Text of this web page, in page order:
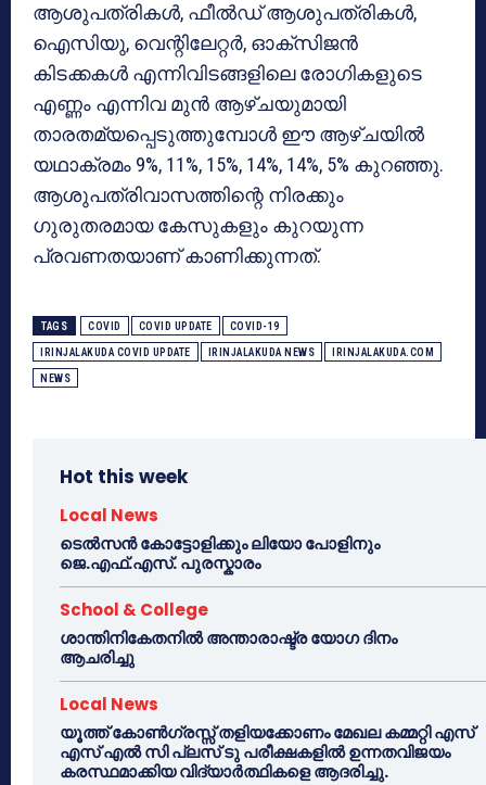
ആശുപത്രികള്‍, ഫീല്‍ഡ് ആശുപത്രികള്‍,
ഐസിയു, വെന്റിലേറ്റര്‍, ഓക്‌സിജന്‍
കിടക്കകള്‍ എന്നിവിടങ്ങളിലെ രോഗികളുടെ
എണ്ണം എന്നിവ മുന്‍ ആഴ്ചയുമായി
താരതമ്യപ്പെടുത്തുമ്പോള്‍ ഈ ആഴ്ചയില്‍
യഥാക്രമം 9%, 11%, 15%, 14%, 14%, 5% കുറഞ്ഞു.
ആശുപത്രിവാസത്തിന്റെ നിരക്കും
ഗുരുതരമായ കേസുകളും കുറയുന്ന
പ്രവണതയാണ് കാണിക്കുന്നത്.
TAGS COVID COVID UPDATE COVID-19
IRINJALAKUDA COVID UPDATE IRINJALAKUDA NEWS IRINJALAKUDA.COM
NEWS
Hot this week
Local News
ടെൽസൻ കോട്ടോളിക്കും ലിയോ പോളിനും
ജെ.എഫ്.എസ്. പുരസ്കാരം
School & College
ശാന്തിനികേതനിൽ അന്താരാഷ്ട്ര യോഗ ദിനം
ആചരിച്ചു
Local News
യൂത്ത് കോൺഗ്രസ്സ് തളിയക്കോണം മേഖല കമ്മറ്റി എസ്
എസ് എൽ സി പ്ലസ് ടു പരീക്ഷകളിൽ ഉന്നതവിജയം
കരസ്ഥമാക്കിയ വിദ്യാർത്ഥികളെ ആദരിച്ചു.